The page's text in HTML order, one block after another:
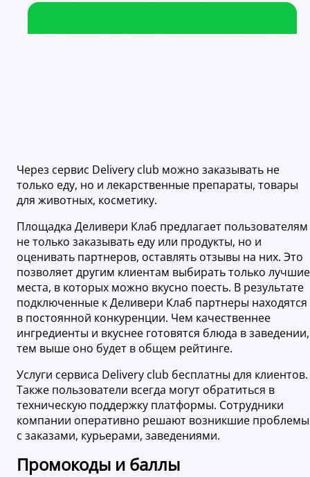
Через сервис Delivery club можно заказывать не
только еду, но и лекарственные препараты, товары
для животных, косметику.
Площадка Деливери Клаб предлагает пользователям
не только заказывать еду или продукты, но и
оценивать партнеров, оставлять отзывы на них. Это
позволяет другим клиентам выбирать только лучшие
места, в которых можно вкусно поесть. В результате
подключенные к Деливери Клаб партнеры находятся
в постоянной конкуренции. Чем качественнее
ингредиенты и вкуснее готовятся блюда в заведении,
тем выше оно будет в общем рейтинге.
Услуги сервиса Delivery club бесплатны для клиентов.
Также пользователи всегда могут обратиться в
техническую поддержку платформы. Сотрудники
компании оперативно решают возникшие проблемы
с заказами, курьерами, заведениями.
Промокоды и баллы